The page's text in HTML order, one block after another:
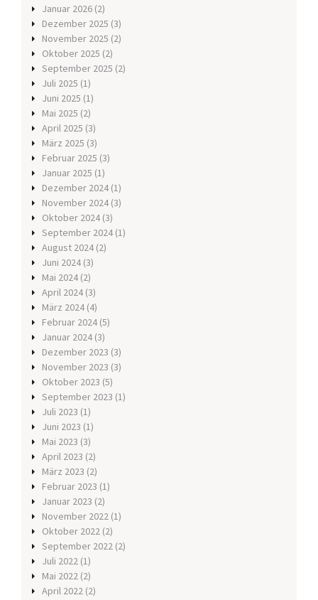
Januar 2026 (2)
Dezember 2025 (3)
November 2025 (2)
Oktober 2025 (2)
September 2025 (2)
Juli 2025 (1)
Juni 2025 (1)
Mai 2025 (2)
April 2025 (3)
März 2025 (3)
Februar 2025 (3)
Januar 2025 (1)
Dezember 2024 (1)
November 2024 (3)
Oktober 2024 (3)
September 2024 (1)
August 2024 (2)
Juni 2024 (3)
Mai 2024 (2)
April 2024 (3)
März 2024 (4)
Februar 2024 (5)
Januar 2024 (3)
Dezember 2023 (3)
November 2023 (3)
Oktober 2023 (5)
September 2023 (1)
Juli 2023 (1)
Juni 2023 (1)
Mai 2023 (3)
April 2023 (2)
März 2023 (2)
Februar 2023 (1)
Januar 2023 (2)
November 2022 (1)
Oktober 2022 (2)
September 2022 (2)
Juli 2022 (1)
Mai 2022 (2)
April 2022 (2)